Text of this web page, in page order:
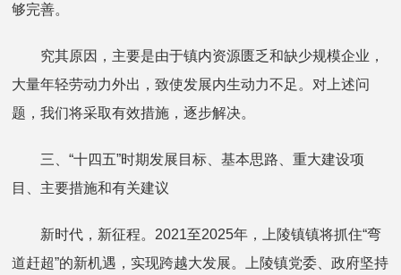
够完善。
究其原因，主要是由于镇内资源匮乏和缺少规模企业，
大量年轻劳动力外出，致使发展内生动力不足。对上述问
题，我们将采取有效措施，逐步解决。
三、“十四五”时期发展目标、基本思路、重大建设项
目、主要措施和有关建议
新时代，新征程。2021至2025年，上陵镇镇将抓住“弯
道赶超”的新机遇，实现跨越大发展。上陵镇党委、政府坚持